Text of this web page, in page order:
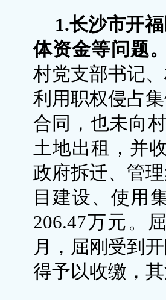
1.长沙市开
体资金等问题。
村党支部书记
利用职权侵占
合同，也未向
土地出租，并
政府拆迁、管
目建设、使用
206.47万元。
月，屈刚受到
得予以收缴，